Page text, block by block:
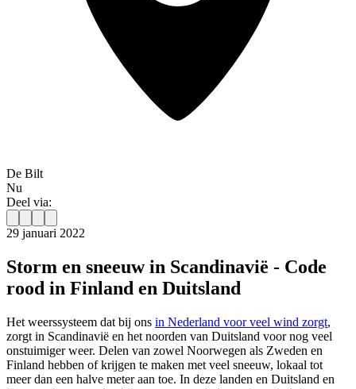
De Bilt
Nu
Deel via:
29 januari 2022
Storm en sneeuw in Scandinavië - Code
rood in Finland en Duitsland
Het weerssysteem dat bij ons in Nederland voor veel wind zorgt,
zorgt in Scandinavië en het noorden van Duitsland voor nog veel
onstuimiger weer. Delen van zowel Noorwegen als Zweden en
Finland hebben of krijgen te maken met veel sneeuw, lokaal tot
meer dan een halve meter aan toe. In deze landen en Duitsland en